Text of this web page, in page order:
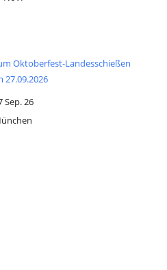
Oktoberfest-Landesschießen
27.09.2026
Sep. 26